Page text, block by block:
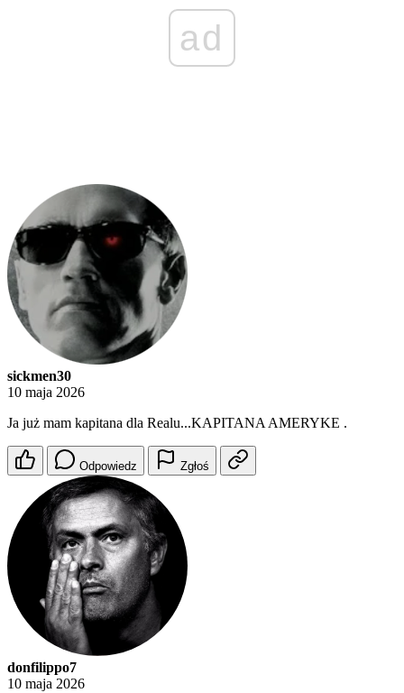
ad
sickmen30
10 maja 2026
Ja już mam kapitana dla Realu...KAPITANA AMERYKE .
Odpowiedz Zgłoś
donfilippo7
10 maja 2026